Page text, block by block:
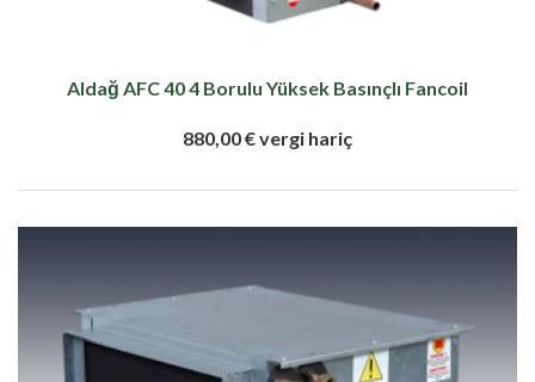
Aldağ AFC 40 4 Borulu Yüksek Basınçlı Fancoil
880,00 € vergi hariç